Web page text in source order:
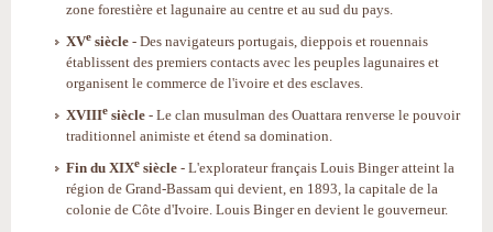
zone forestière et lagunaire au centre et au sud du pays.
XVe siècle - Des navigateurs portugais, dieppois et rouennais
établissent des premiers contacts avec les peuples lagunaires et
organisent le commerce de l'ivoire et des esclaves.
XVIIIe siècle - Le clan musulman des Ouattara renverse le pouvoir
traditionnel animiste et étend sa domination.
Fin du XIXe siècle - L'explorateur français Louis Binger atteint la
région de Grand-Bassam qui devient, en 1893, la capitale de la
colonie de Côte d'Ivoire. Louis Binger en devient le gouverneur.